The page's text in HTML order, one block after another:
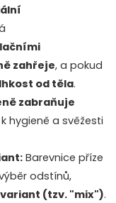
zahřeje, a pokud
od těla.
zabraňuje
hygieně a svěžesti
Barevnice příze
odstínů,
(tzv. "mix").